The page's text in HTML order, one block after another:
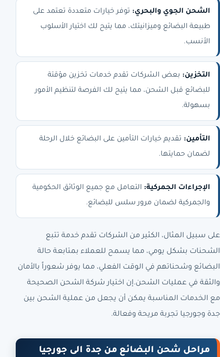
الشحن الجوي والبحري: توفر خيارات متعددة تعتمد على
طبيعة البضائع وميزانيتك، مما يتيح لك اختيار الأسلوب
الأنسب.
التخزين: بعض الشركات تقدم خدمات تخزين مؤقتة
للبضائع قبل الشحن، مما يتيح لك الفرصة لتنظيم الأمور
بسهولة.
التأمين: تقديم خيارات التأمين على البضائع خلال الرحلة
لضمان حمايتها.
الإجراءات الجمركية: التعامل مع جميع الوثائق الحكومية
والجمركية لضمان مرور سلس للبضائع.
على سبيل المثال، الكثير من الشركات تقدم خدمة تتبع
الشحنات بشكل يومي، مما يسمح للعملاء بمتابعة حالة
البضائع وشحناتهم في الوقت الفعلي، مما يوفر شعوراً بالأمان
والثقة في عمليات الشحن.إن اختيار شركة الشحن الصحيحة
مع الخدمات المناسبة يمكن أن يجعل من عملية الشحن بين
جدة وجورجيا تجربة مريحة وفعالة.
مراحل شحن البضائع من جدة الى جورجيا